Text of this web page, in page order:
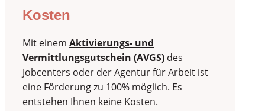
Kosten
Mit einem Aktivierungs- und
Vermittlungsgutschein (AVGS) des
Jobcenters oder der Agentur für Arbeit ist
eine Förderung zu 100% möglich. Es
entstehen Ihnen keine Kosten.